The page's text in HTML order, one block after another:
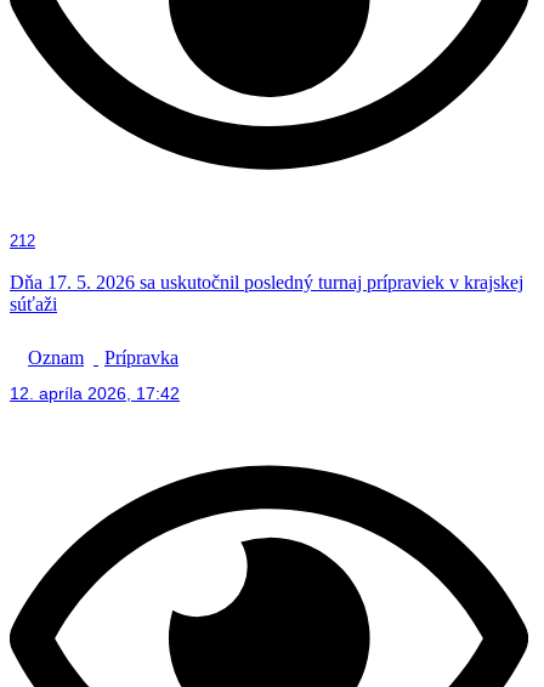
212
Dňa 17. 5. 2026 sa uskutočnil posledný turnaj prípraviek v krajskej
súťaži
Oznam Prípravka
12. apríla 2026, 17:42